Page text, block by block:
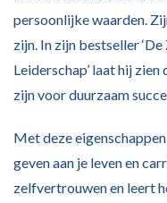
persoonlijke waarden.
zijn. In zijn bestseller
Leiderschap’ laat hij
zijn voor duurzaam
Met deze
geven aan je leven en
zelfvertrouwen en leert